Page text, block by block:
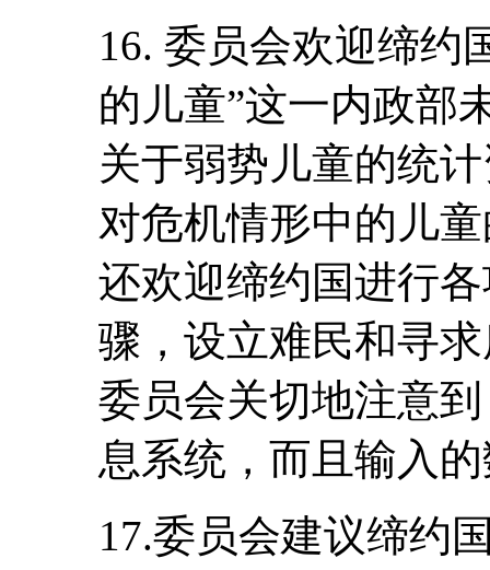
16. 委员会欢迎缔约
的儿童”这一内政部
关于弱势儿童的统
对危机情形中的儿
还欢迎缔约国进行
骤，设立难民和寻
委员会关切地注意
息系统，而且输入
17.委员会建议缔约